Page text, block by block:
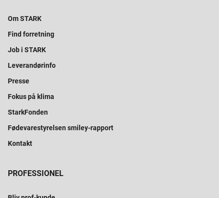
Om STARK
Find forretning
Job i STARK
Leverandørinfo
Presse
Fokus på klima
StarkFonden
Fødevarestyrelsen smiley-rapport
Kontakt
PROFESSIONEL